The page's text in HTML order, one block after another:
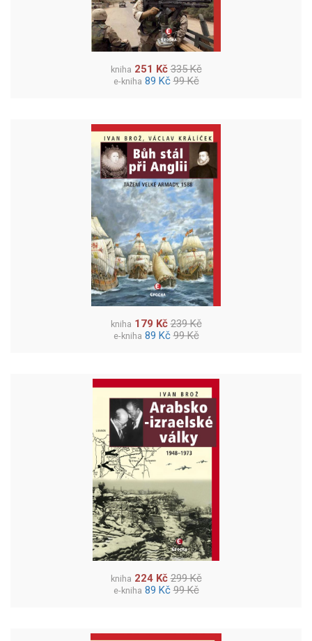
kniha 251 Kč 335 Kč
e-kniha 89 Kč 99 Kč
kniha 179 Kč 239 Kč
e-kniha 89 Kč 99 Kč
kniha 224 Kč 299 Kč
e-kniha 89 Kč 99 Kč